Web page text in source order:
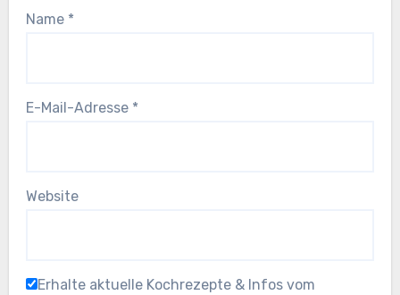
Name *
E-Mail-Adresse *
Website
Erhalte aktuelle Kochrezepte & Infos vom